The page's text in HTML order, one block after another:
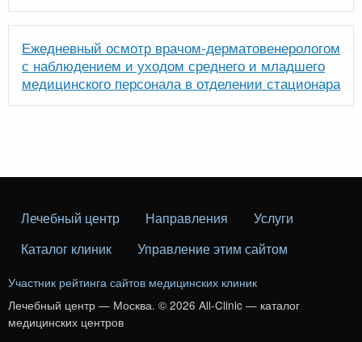
Ежедневный осмотр врачом-дерматовенерологом
с наблюдением и уходом среднего и младшего
медицинского персонала в отделении стационара
Лечебный центр Направления
Услуги
Каталог клиник
Управление этим сайтом
Участник рейтинга сайтов медицинских клиник
Лечебный центр — Москва. © 2026 All-Clinic — каталог
медицинских центров